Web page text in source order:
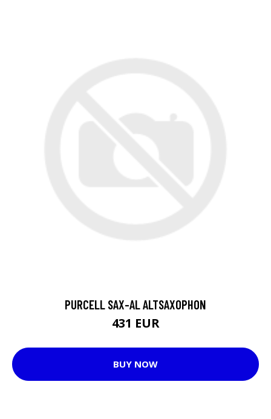
PURCELL SAX-AL ALTSAXOPHON
431 EUR
BUY NOW